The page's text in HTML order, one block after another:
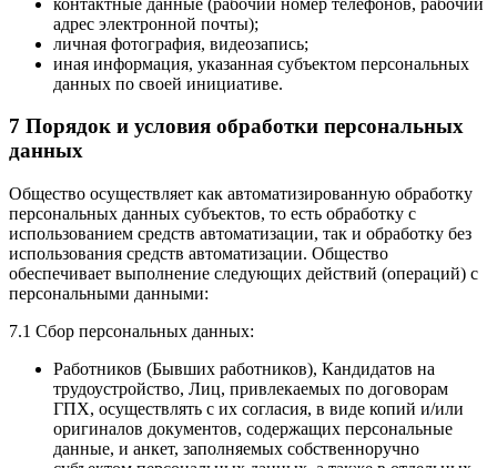
адрес электронной почты);
личная фотография, видеозапись;
иная информация, указанная субъектом персональных
данных по своей инициативе.
7 Порядок и условия обработки персональных
данных
Общество осуществляет как автоматизированную обработку
персональных данных субъектов, то есть обработку с
использованием средств автоматизации, так и обработку без
использования средств автоматизации. Общество
обеспечивает выполнение следующих действий (операций) с
персональными данными:
7.1 Сбор персональных данных:
Работников (Бывших работников), Кандидатов на
трудоустройство, Лиц, привлекаемых по договорам
ГПХ, осуществлять с их согласия, в виде копий и/или
оригиналов документов, содержащих персональные
данные, и анкет, заполняемых собственноручно